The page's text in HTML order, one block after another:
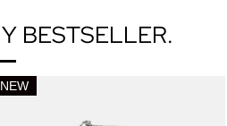
BESTSELLER.
NEW